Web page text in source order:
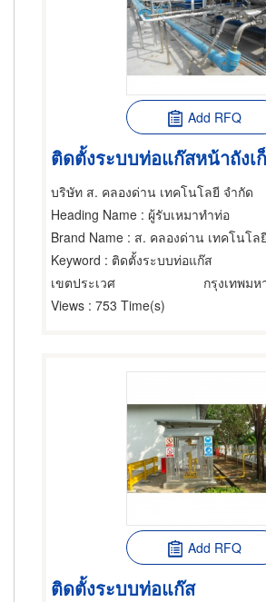
Add RFQ
บริษัท ส. คลองด่าน เทคโนโลยี จำกัด
Heading Name : ผู้รับเหมาทำท่อ
Brand Name : ส. คลองด่าน เทคโนโลยี
Keyword : ติดตั้งระบบท่อแก๊ส
เขตประเวศ
กรุงเทพม
Views : 753 Time(s)
Add RFQ
ติดตั้งระบบท่อแก๊ส